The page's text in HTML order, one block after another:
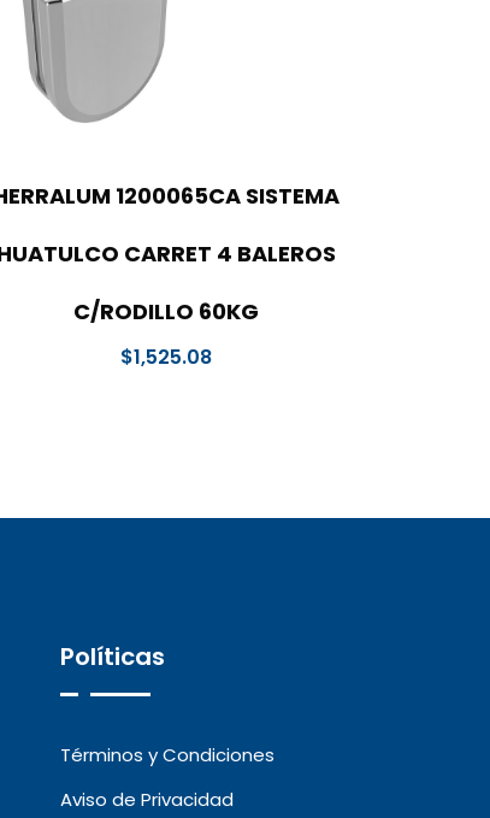
1200065CA SISTEMA
CARRET 4 BALEROS
C/RODILLO 60KG
$1,525.08
Políticas
Términos y Condiciones
Aviso de Privacidad